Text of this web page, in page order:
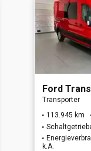
Ford Transit FT 350
Transporter
113.945 km
k.A.